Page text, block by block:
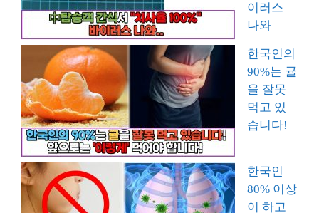
이러스
나와
한국인의
90%는 귤
을 잘못
먹고 있
습니다!
한국인
80% 이상
이 하고